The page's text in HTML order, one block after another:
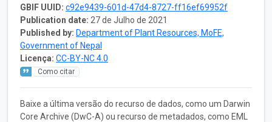
GBIF UUID: c92e9439-601d-47d4-8727-ff16ef69952f
Publication date: 27 de Julho de 2021
Published by: Department of Plant Resources, MoFE,
Government of Nepal
Licença: CC-BY-NC 4.0
Como citar
Baixe a última versão do recurso de dados, como um Darwin
Core Archive (DwC-A) ou recurso de metadados, como EML